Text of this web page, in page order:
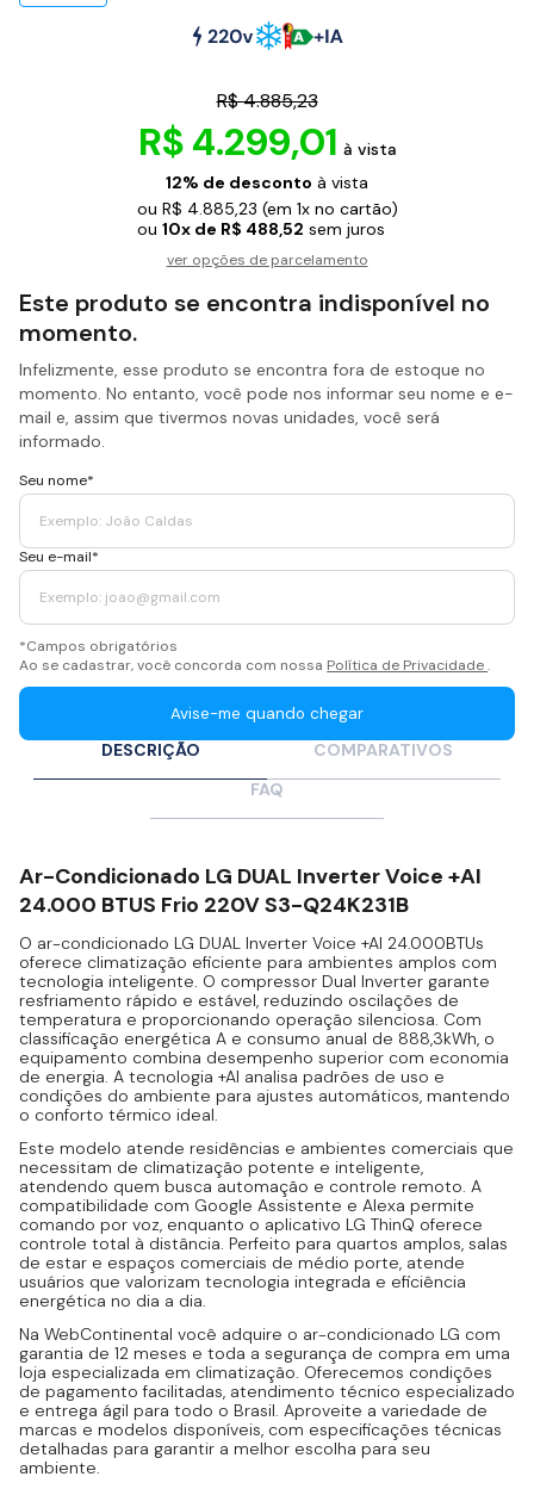
R$ 4.885,23
R$ 4.299,01 à vista
12% de desconto à vista
ou R$ 4.885,23 (em 1x no cartão)
ou 10x de R$ 488,52 sem juros
ver opções de parcelamento
Este produto se encontra indisponível no
momento.
Infelizmente, esse produto se encontra fora de estoque no
momento. No entanto, você pode nos informar seu nome e e-
mail e, assim que tivermos novas unidades, você será
informado.
Seu nome*
Seu e-mail*
*Campos obrigatórios
Ao se cadastrar, você concorda com nossa Política de Privacidade.
Avise-me quando chegar
DESCRIÇÃO
COMPARATIVOS
FAQ
Ar-Condicionado LG DUAL Inverter Voice +AI
24.000 BTUS Frio 220V S3-Q24K231B
O ar-condicionado LG DUAL Inverter Voice +AI 24.000BTUs
oferece climatização eficiente para ambientes amplos com
tecnologia inteligente. O compressor Dual Inverter garante
resfriamento rápido e estável, reduzindo oscilações de
temperatura e proporcionando operação silenciosa. Com
classificação energética A e consumo anual de 888,3kWh, o
equipamento combina desempenho superior com economia
de energia. A tecnologia +AI analisa padrões de uso e
condições do ambiente para ajustes automáticos, mantendo
o conforto térmico ideal.
Este modelo atende residências e ambientes comerciais que
necessitam de climatização potente e inteligente,
atendendo quem busca automação e controle remoto. A
compatibilidade com Google Assistente e Alexa permite
comando por voz, enquanto o aplicativo LG ThinQ oferece
controle total à distância. Perfeito para quartos amplos, salas
de estar e espaços comerciais de médio porte, atende
usuários que valorizam tecnologia integrada e eficiência
energética no dia a dia.
Na WebContinental você adquire o ar-condicionado LG com
garantia de 12 meses e toda a segurança de compra em uma
loja especializada em climatização. Oferecemos condições
de pagamento facilitadas, atendimento técnico especializado
e entrega ágil para todo o Brasil. Aproveite a variedade de
marcas e modelos disponíveis, com especificações técnicas
detalhadas para garantir a melhor escolha para seu
ambiente.